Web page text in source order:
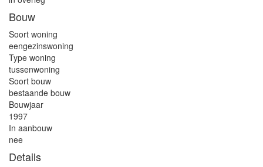
Bouw
Soort woning
eengezinswoning
Type woning
tussenwoning
Soort bouw
bestaande bouw
Bouwjaar
1997
In aanbouw
nee
Details